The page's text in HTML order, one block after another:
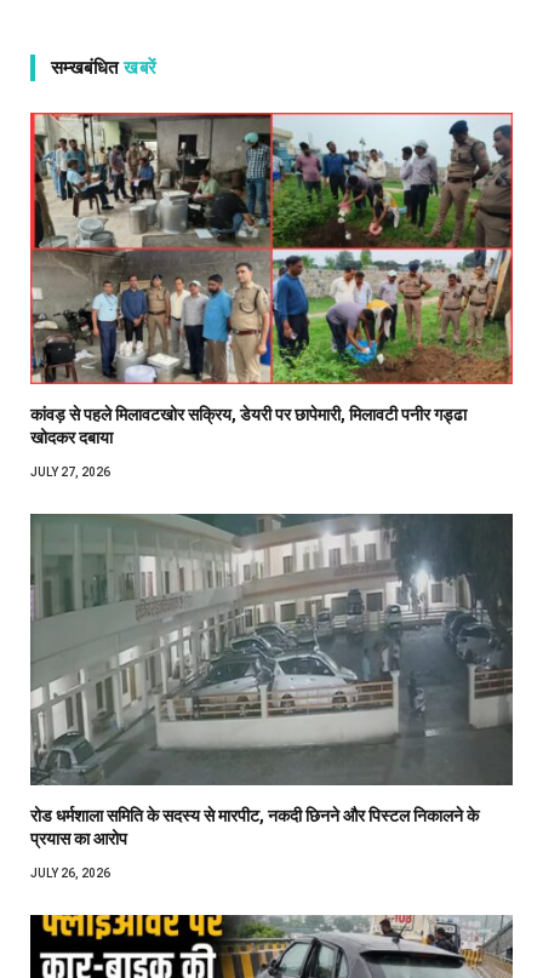
सम्खबंधितखबरें
कांवड़ से पहले मिलावटखोर सक्रिय, डेयरी पर छापेमारी, मिलावटी पनीर गड्ढा
खोदकर दबाया
JULY 27, 2026
रोड धर्मशाला समिति के सदस्य से मारपीट, नकदी छिनने और पिस्टल निकालने के
प्रयास का आरोप
JULY 26, 2026